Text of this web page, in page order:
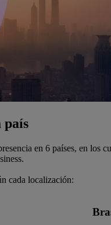
país
en 6 países, en los
cada localización: